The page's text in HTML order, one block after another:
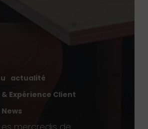
actualité
Expérience Client
News